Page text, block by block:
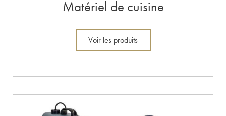
Matériel de cuisine
Voir les produits